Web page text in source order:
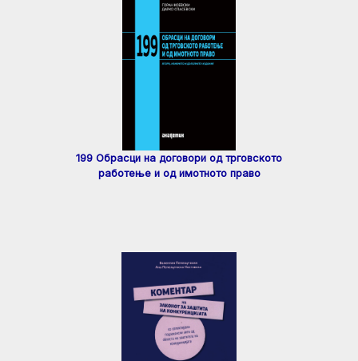
199 Обрасци на договори од трговското
работење и од имотното право